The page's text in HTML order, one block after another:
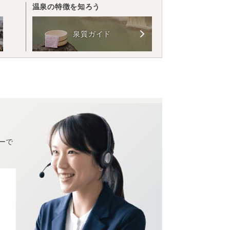
温泉の特徴を知ろう
泉質ガイド
で